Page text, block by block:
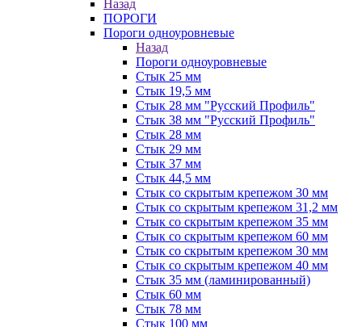
Назад
ПОРОГИ
Пороги одноуровневые
Назад
Пороги одноуровневые
Стык 25 мм
Стык 19,5 мм
Стык 28 мм "Русский Профиль"
Стык 38 мм "Русский Профиль"
Стык 28 мм
Стык 29 мм
Стык 37 мм
Стык 44,5 мм
Стык со скрытым крепежом 30 мм
Стык со скрытым крепежом 31,2 мм
Стык со скрытым крепежом 35 мм
Стык со скрытым крепежом 60 мм
Стык со скрытым крепежом 30 мм
Стык со скрытым крепежом 40 мм
Стык 35 мм (ламинированный)
Стык 60 мм
Стык 78 мм
Стык 100 мм